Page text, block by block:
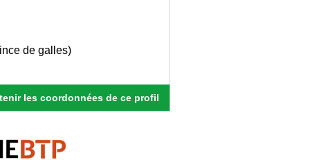
de galles)
les coordonnées de ce profil